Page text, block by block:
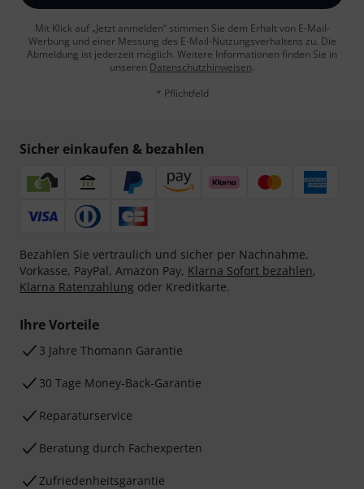
Mit Klick auf „Jetzt anmelden“ stimmen Sie dem Erhalt von E-Mail-
Werbung und einer Messung des E-Mail-Nutzungsverhaltens zu. Die
Abmeldung ist jederzeit möglich. Weitere Informationen finden Sie in
unseren Datenschutzhinweisen.
* Pflichtfeld
Sicher einkaufen & bezahlen
Bezahlen Sie vertraulich und sicher per Nachnahme,
Vorkasse, PayPal, Amazon Pay, Klarna Sofort bezahlen,
Klarna Ratenzahlung oder Kreditkarte.
Ihre Vorteile
3 Jahre Thomann Garantie
30 Tage Money-Back-Garantie
Reparaturservice
Beratung durch Fachexperten
Zufriedenheitsgarantie